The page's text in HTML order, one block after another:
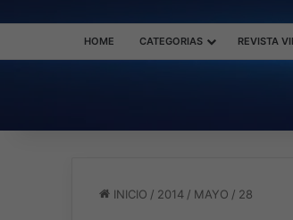
HOME CATEGORIAS REVISTA
INICIO / 2014 / MAYO / 28